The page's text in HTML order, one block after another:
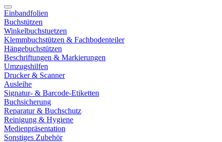
Einbandfolien
Buchstützen
Winkelbuchstuetzen
Klemmbuchstützen & Fachbodenteiler
Hängebuchstützen
Beschriftungen & Markierungen
Umzugshilfen
Drucker & Scanner
Ausleihe
Signatur- & Barcode-Etiketten
Buchsicherung
Reparatur & Buchschutz
Reinigung & Hygiene
Medienpräsentation
Sonstiges Zubehör